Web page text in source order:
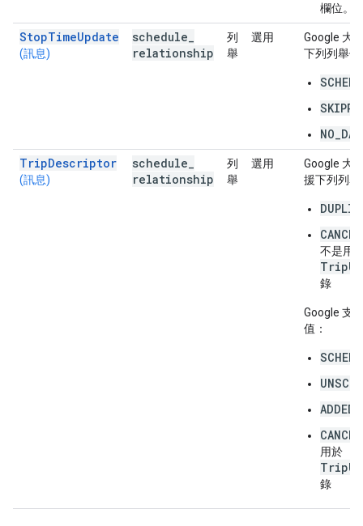
欄位。
StopTimeUpdate
(訊息)
schedule
relationship
列
舉
選用
Google 大
下列列舉值
TripDescriptor
(訊息)
schedule
relationship
列
舉
選用
Google 大
援下列列舉
不是用
錄
Google 支
值：
ADDED
用於
錄